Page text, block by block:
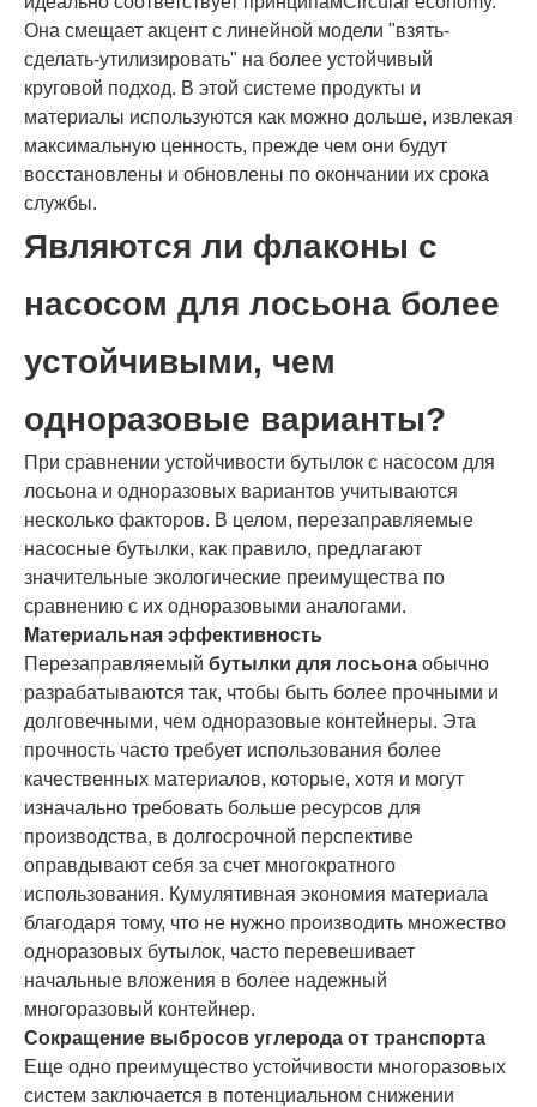
Она смещает акцент с линейной модели "взять-
сделать-утилизировать" на более устойчивый
круговой подход. В этой системе продукты и
материалы используются как можно дольше, извлекая
максимальную ценность, прежде чем они будут
восстановлены и обновлены по окончании их срока
службы.
Являются ли флаконы с
насосом для лосьона более
устойчивыми, чем
одноразовые варианты?
При сравнении устойчивости бутылок с насосом для
лосьона и одноразовых вариантов учитываются
несколько факторов. В целом, перезаправляемые
насосные бутылки, как правило, предлагают
значительные экологические преимущества по
сравнению с их одноразовыми аналогами.
Материальная эффективность
Перезаправляемый бутылки для лосьона обычно
разрабатываются так, чтобы быть более прочными и
долговечными, чем одноразовые контейнеры. Эта
прочность часто требует использования более
качественных материалов, которые, хотя и могут
изначально требовать больше ресурсов для
производства, в долгосрочной перспективе
оправдывают себя за счет многократного
использования. Кумулятивная экономия материала
благодаря тому, что не нужно производить множество
одноразовых бутылок, часто перевешивает
начальные вложения в более надежный
многоразовый контейнер.
Сокращение выбросов углерода от транспорта
Еще одно преимущество устойчивости многоразовых
систем заключается в потенциальном снижении